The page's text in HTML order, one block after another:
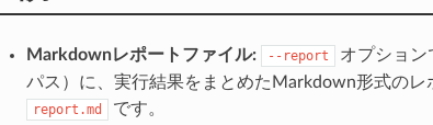
Markdownレポートファイル: --report オプション
パス）に、実行結果をまとめたMarkdown形式の
report.md
です。